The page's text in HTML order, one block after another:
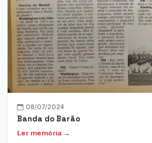
08/07/2024
Banda do Barão
Ler memória →